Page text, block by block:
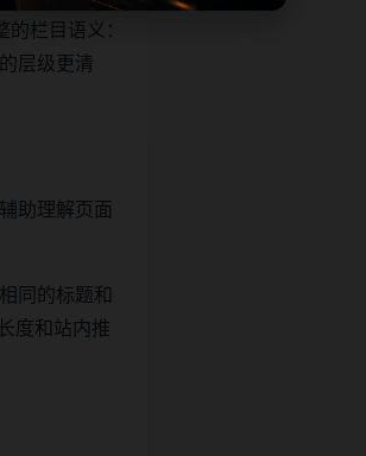
栏目语义：
层级更清
助理解页面
同的标题和
度和站内推